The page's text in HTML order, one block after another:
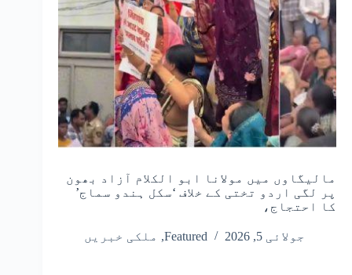
مالیگاوں میں مولانا ابو الکلام آزاد بھون
پر لگی اردو تختی کے خلاف ‘سکل ہندو سماج’
کا احتجاج،
جولائی 5, 2026 Featured
, ملکی خبریں